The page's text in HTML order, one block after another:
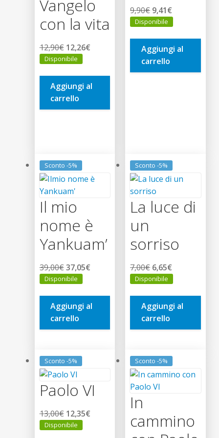
Vangelo
con la vita
12,90€ Il
prezzo
era:
12,90€.
12,26€Il
è:
Disponibile
Aggiungi al
carrello
9,90€ Il
prezzo
era:
9,90€.
9,41€
è:
Disponibile
Aggiungi al
carrello
Sconto -5%
Il mio
nome è
Yankuam’
39,00€Il
prezzo
era:
39,00€.
37,05€Il
è:
Disponibile
Aggiungi al
carrello
Sconto -5%
La luce di
un
sorriso
7,00€ Il
prezzo
era:
7,00€.
6,65€
è:
Disponibile
Aggiungi al
carrello
Sconto -5%
Paolo VI
13,00€ Il
prezzo
12,35€Il
Disponibile
Sconto -5%
In
cammino